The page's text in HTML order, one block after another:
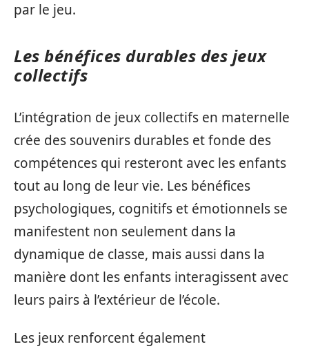
par le jeu.
Les bénéfices durables des jeux
collectifs
L’intégration de jeux collectifs en maternelle
crée des souvenirs durables et fonde des
compétences qui resteront avec les enfants
tout au long de leur vie. Les bénéfices
psychologiques, cognitifs et émotionnels se
manifestent non seulement dans la
dynamique de classe, mais aussi dans la
manière dont les enfants interagissent avec
leurs pairs à l’extérieur de l’école.
Les jeux renforcent également